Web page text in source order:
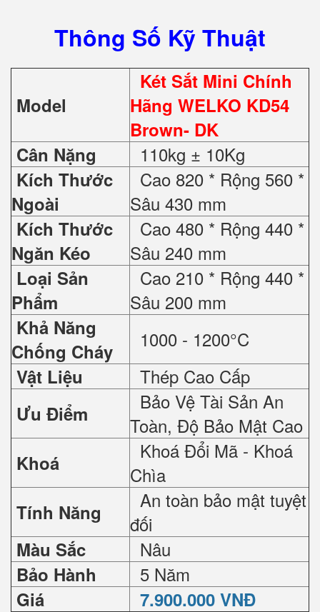
Thông Số Kỹ Thuật
Model
Két Sắt Mini Chính
Hãng WELKO KD54
Brown- DK
Cân Nặng
110kg ± 10Kg
Kích Thước
Ngoài
Cao 820 * Rộng 560 *
Sâu 430 mm
Kích Thước
Ngăn Kéo
Cao 480 * Rộng 440 *
Sâu 240 mm
Loại Sản
Phẩm
Cao 210 * Rộng 440 *
Sâu 200 mm
Khả Năng
Chống Cháy
1000 - 1200°C
Vật Liệu Thép Cao Cấp
Ưu Điểm
Bảo Vệ Tài Sản An
Toàn, Độ Bảo Mật Cao
Khoá
Khoá Đổi Mã - Khoá
Chìa
Tính Năng
An toàn bảo mật tuyệt
đối
Màu Sắc Nâu
Bảo Hành 5 Năm
Giá 7.900.000 VNĐ